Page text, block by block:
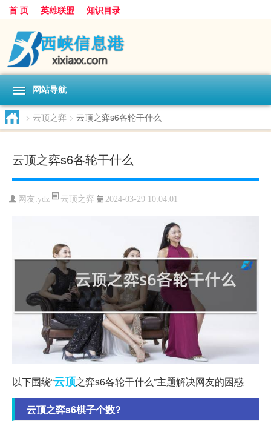
首 页 英雄联盟 知识目录
网站导航
> 云顶之弈 > 云顶之弈s6各轮干什么
云顶之弈s6各轮干什么
网友:ydz 云顶之弈 2024-03-29 10:04:01
以下围绕“云顶之弈s6各轮干什么”主题解决网友的困惑
云顶之弈s6棋子个数?